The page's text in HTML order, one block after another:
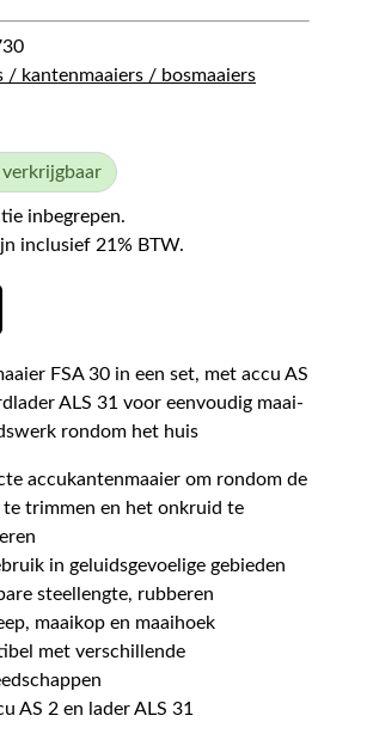
/ kantenmaaiers / bosmaaiers
inbegrepen.
inclusief 21% BTW.
FSA 30 in een set, met accu AS
ALS 31 voor eenvoudig maai-
rondom het huis
accukantenmaaier om rondom de
trimmen en het onkruid te
in geluidsgevoelige gebieden
steellengte, rubberen
maaikop en maaihoek
met verschillende
AS 2 en lader ALS 31